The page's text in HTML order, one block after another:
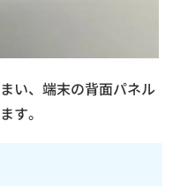
い、端末の背面パネル
す。